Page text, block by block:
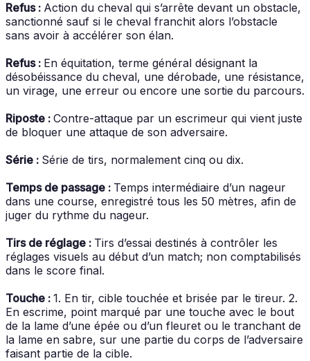
Refus : Action du cheval qui s’arrête devant un obstacle,
sanctionné sauf si le cheval franchit alors l’obstacle
sans avoir à accélérer son élan.
Refus : En équitation, terme général désignant la
désobéissance du cheval, une dérobade, une résistance,
un virage, une erreur ou encore une sortie du parcours.
Riposte : Contre-attaque par un escrimeur qui vient juste
de bloquer une attaque de son adversaire.
Série : Série de tirs, normalement cinq ou dix.
Temps de passage : Temps intermédiaire d’un nageur
dans une course, enregistré tous les 50 mètres, afin de
juger du rythme du nageur.
Tirs de réglage : Tirs d’essai destinés à contrôler les
réglages visuels au début d’un match; non comptabilisés
dans le score final.
Touche : 1. En tir, cible touchée et brisée par le tireur. 2.
En escrime, point marqué par une touche avec le bout
de la lame d’une épée ou d’un fleuret ou le tranchant de
la lame en sabre, sur une partie du corps de l’adversaire
faisant partie de la cible.